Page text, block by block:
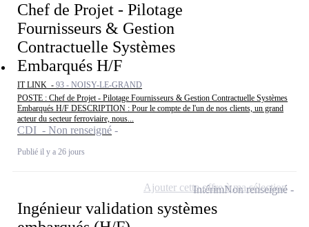
Chef de Projet - Pilotage
Fournisseurs & Gestion
Contractuelle Systèmes
Embarqués H/F
IT LINK - 93 - NOISY-LE-GRAND
POSTE : Chef de Projet - Pilotage Fournisseurs & Gestion Contractuelle Systèmes
Embarqués H/F DESCRIPTION : Pour le compte de l'un de nos clients, un grand
acteur du secteur ferroviaire, nous...
CDI - Non renseigné
Publié il y a 26 jours
Ingénieur validation systèmes
IntérimNon renseigné
Ajouter cette offre à ma sélection